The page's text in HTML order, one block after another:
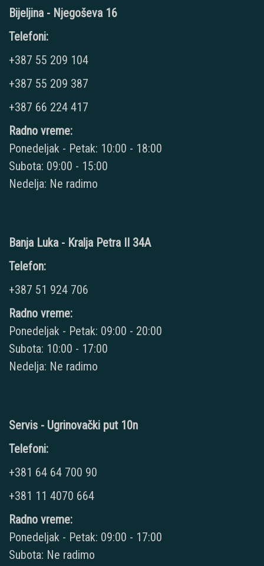
Bijeljina - Njegoševa 16
Telefoni:
+387 55 209 104
+387 55 209 387
+387 66 224 417
Radno vreme:
Ponedeljak - Petak: 10:00 - 18:00
Subota: 09:00 - 15:00
Nedelja: Ne radimo
Banja Luka - Kralja Petra II 34A
Telefon:
+387 51 924 706
Radno vreme:
Ponedeljak - Petak: 09:00 - 20:00
Subota: 10:00 - 17:00
Nedelja: Ne radimo
Servis - Ugrinovački put 10n
Telefoni:
+381 64 64 700 90
+381 11 4070 664
Radno vreme:
Ponedeljak - Petak: 09:00 - 17:00
Subota: Ne radimo